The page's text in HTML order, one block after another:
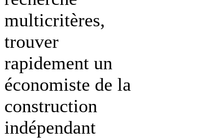
multicritères,
trouver
rapidement un
économiste de la
construction
indépendant